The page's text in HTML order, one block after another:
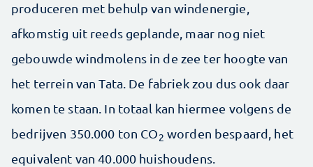
produceren met behulp van windenergie,
afkomstig uit reeds geplande, maar nog niet
gebouwde windmolens in de zee ter hoogte van
het terrein van Tata. De fabriek zou dus ook daar
komen te staan. In totaal kan hiermee volgens de
bedrijven 350.000 ton CO2 worden bespaard, het
equivalent van 40.000 huishoudens.